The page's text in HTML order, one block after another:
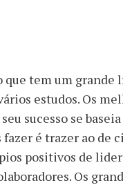
que tem um
estudos. Os
sucesso se
é trazer ao de
positivos de
Os